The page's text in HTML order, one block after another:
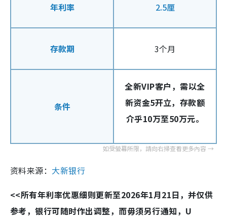
年利率 2.5厘
存款期 3个月
条件
全新VIP客户，需以全
新资金5开立，存款额
介乎10万至50万元。
资料来源： 大新银行
<<所有年利率优惠细则更新至2026年1月21日，并仅供
参考，银行可随时作出调整，而毋须另行通知，U